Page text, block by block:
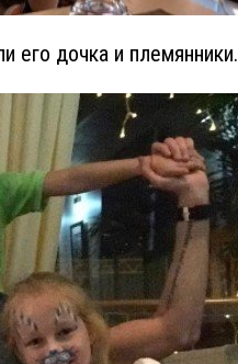
дочка и племянники.